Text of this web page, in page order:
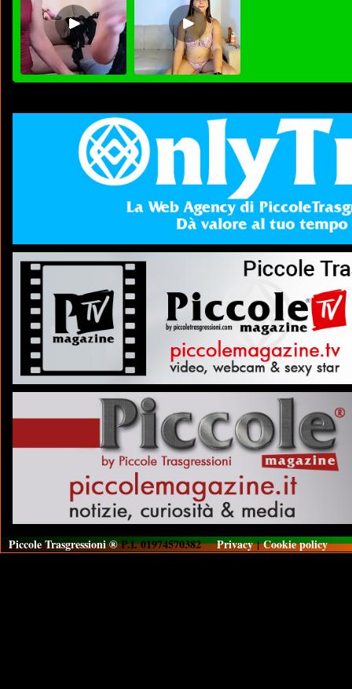
Piccole Trasgressioni ®P.I. 01974570382Privacy|Cookie policy